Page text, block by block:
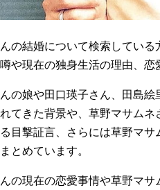
の結婚について検索してい
や現在の独身生活の理由、恋
の娘や田口瑛子さん、田島
れてきた背景や、草野マサム
目撃証言、さらには草野マ
とめています。
の現在の恋愛事情や草野マ